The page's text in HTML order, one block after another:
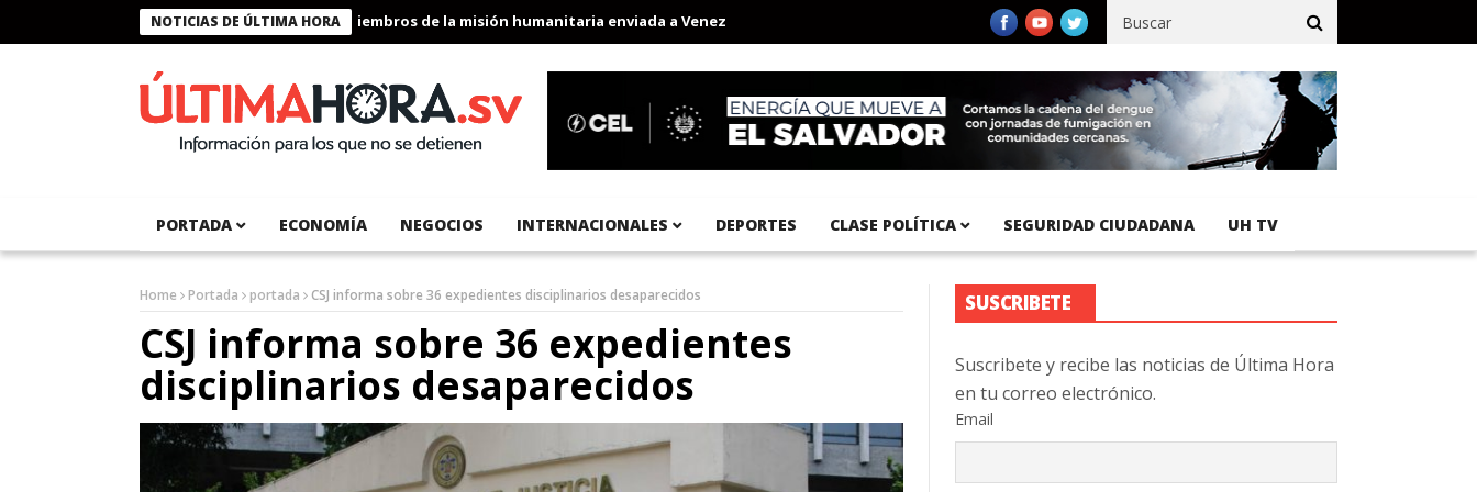
NOTICIAS DE ÚLTIMA HORA
Presidente Bukele condecora a miembros de la misión humanitaria enviada a Venezuela Aeropuerto Internacional del Pacífico registra 92 % de avance en obras de terracería
PORTADA ECONOMÍA NEGOCIOS INTERNACIONALES DEPORTES CLASE POLÍTICA SEGURIDAD CIUDADANA UH TV
Home Portada portada CSJ informa sobre 36 expedientes disciplinarios desaparecidos
CSJ informa sobre 36 expedientes
disciplinarios desaparecidos
SUSCRIBETE
Suscribete y recibe las noticias de Última Hora
en tu correo electrónico.
Email